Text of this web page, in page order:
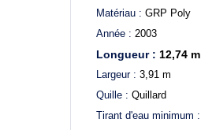
Matériau : GRP Poly
Année : 2003
Longueur : 12,74 m
Largeur : 3,91 m
Quille : Quillard
Tirant d'eau minimum :